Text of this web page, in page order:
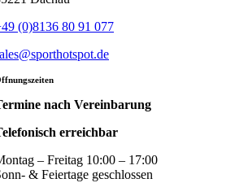
(0)8136 80 91 077
nach Vereinbarung
erreichbar
– Freitag 10:00 – 17:00
& Feiertage geschlossen